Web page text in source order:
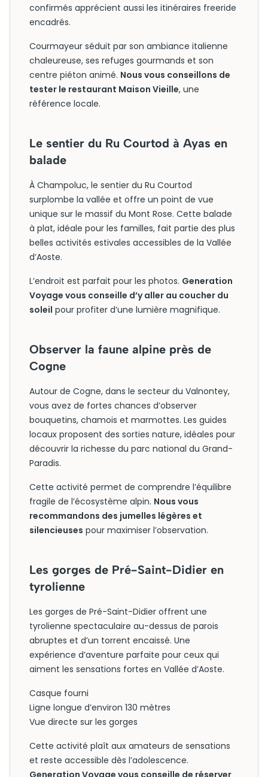
confirmés apprécient aussi les itinéraires freeride
encadrés.
Courmayeur séduit par son ambiance italienne
chaleureuse, ses refuges gourmands et son
centre piéton animé. Nous vous conseillons de
tester le restaurant Maison Vieille, une
référence locale.
Le sentier du Ru Courtod à Ayas en
balade
À Champoluc, le sentier du Ru Courtod
surplombe la vallée et offre un point de vue
unique sur le massif du Mont Rose. Cette balade
à plat, idéale pour les familles, fait partie des plus
belles activités estivales accessibles de la Vallée
d’Aoste.
L’endroit est parfait pour les photos. Generation
Voyage vous conseille d’y aller au coucher du
soleil pour profiter d’une lumière magnifique.
Observer la faune alpine près de
Cogne
Autour de Cogne, dans le secteur du Valnontey,
vous avez de fortes chances d’observer
bouquetins, chamois et marmottes. Les guides
locaux proposent des sorties nature, idéales pour
découvrir la richesse du parc national du Grand-
Paradis.
Cette activité permet de comprendre l’équilibre
fragile de l’écosystème alpin. Nous vous
recommandons des jumelles légères et
silencieuses pour maximiser l’observation.
Les gorges de Pré-Saint-Didier en
tyrolienne
Les gorges de Pré-Saint-Didier offrent une
tyrolienne spectaculaire au-dessus de parois
abruptes et d’un torrent encaissé. Une
expérience d’aventure parfaite pour ceux qui
aiment les sensations fortes en Vallée d’Aoste.
Casque fourni
Ligne longue d’environ 130 mètres
Vue directe sur les gorges
Cette activité plaît aux amateurs de sensations
et reste accessible dès l’adolescence.
Generation Voyage vous conseille de réserver